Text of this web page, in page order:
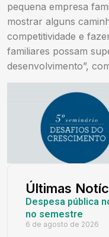
pequena empresa
mostrar alguns
competitividade e
familiares possam
desenvolvimento”,
Últimas
Despesa pública
no semestre
6 de agosto de 2026